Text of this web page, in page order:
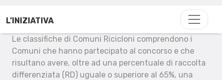
L’INIZIATIVA
Le classifiche di Comuni Ricicloni comprendono i
Comuni che hanno partecipato al concorso e che
risultano avere, oltre ad una percentuale di raccolta
differenziata (RD) uguale o superiore al 65%, una